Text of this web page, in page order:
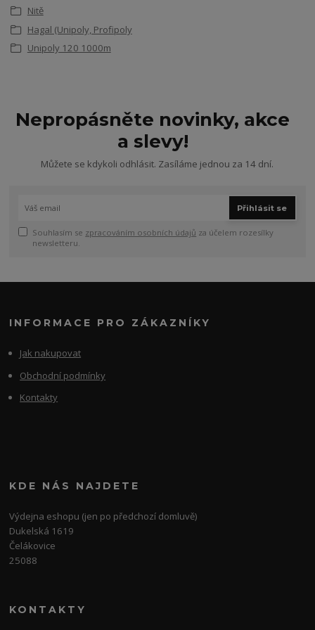
Nitě
Hagal (Unipoly, Profipoly
Unipoly 120 1000m
Nepropásněte novinky, akce
a slevy!
Můžete se kdykoli odhlásit. Zasíláme jednou za 14 dní.
Přihlásit se
Souhlasím se zpracováním osobních údajů za účelem rozesílky
newsletteru.
INFORMACE PRO ZÁKAZNÍKY
Jak nakupovat
Obchodní podmínky
Kontakty
KDE NÁS NAJDETE
Výdejna eshopu (jen po předchozí domluvě)
Dukelská 1619
Čelákovice
25088
KONTAKTY